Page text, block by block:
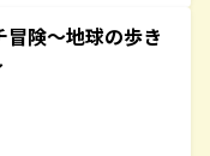
険～地球の歩き